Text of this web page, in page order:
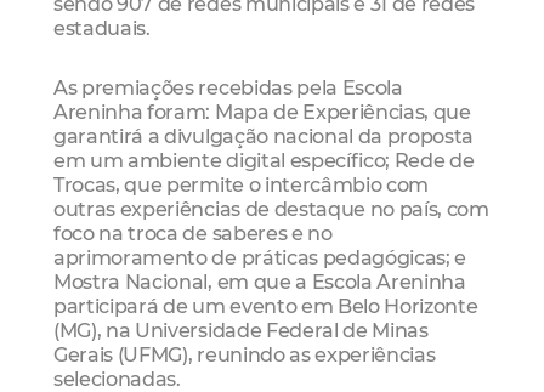
estaduais.
As premiações recebidas pela Escola
Areninha foram: Mapa de Experiências, que
garantirá a divulgação nacional da proposta
em um ambiente digital específico; Rede de
Trocas, que permite o intercâmbio com
outras experiências de destaque no país, com
foco na troca de saberes e no
aprimoramento de práticas pedagógicas; e
Mostra Nacional, em que a Escola Areninha
participará de um evento em Belo Horizonte
(MG), na Universidade Federal de Minas
Gerais (UFMG), reunindo as experiências
selecionadas.